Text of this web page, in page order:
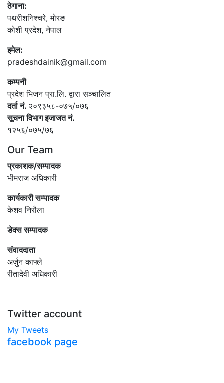
ठेगाना:
पथरीशनिश्‍चरे, मोरङ
कोशी प्रदेश, नेपाल
इमेल:
pradeshdainik@gmail.com
कम्पनी
प्रदेश भिजन प्रा.लि. द्वारा सञ्‍चालित
दर्ता नं. २०९३५८-०७५/०७६
सूचना विभाग इजाजत नं.
१२५६/०७५/७६
Our Team
प्रकाशक/सम्पादक
भीमराज अधिकारी
कार्यकारी सम्पादक
केशव निरौला
डेक्स सम्पादक
संवाददाता
अर्जुन काफ्ले
रीतादेवी अधिकारी
Twitter account
My Tweets
facebook page